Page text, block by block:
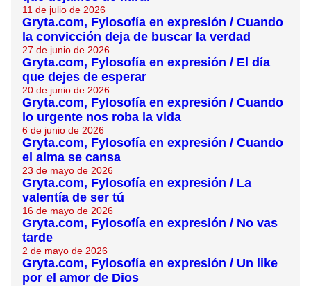
11 de julio de 2026
Gryta.com, Fylosofía en expresión / Cuando
la convicción deja de buscar la verdad
27 de junio de 2026
Gryta.com, Fylosofía en expresión / El día
que dejes de esperar
20 de junio de 2026
Gryta.com, Fylosofía en expresión / Cuando
lo urgente nos roba la vida
6 de junio de 2026
Gryta.com, Fylosofía en expresión / Cuando
el alma se cansa
23 de mayo de 2026
Gryta.com, Fylosofía en expresión / La
valentía de ser tú
16 de mayo de 2026
Gryta.com, Fylosofía en expresión / No vas
tarde
2 de mayo de 2026
Gryta.com, Fylosofía en expresión / Un like
por el amor de Dios